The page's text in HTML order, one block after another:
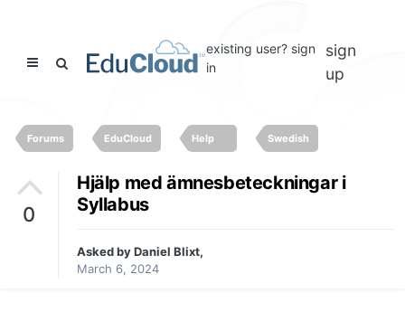
existing user? sign
in
sign
up
Forums EduCloud Help Swedish
0
Hjälp med ämnesbeteckningar i
Syllabus
Asked byDaniel Blixt,
March 6, 2024